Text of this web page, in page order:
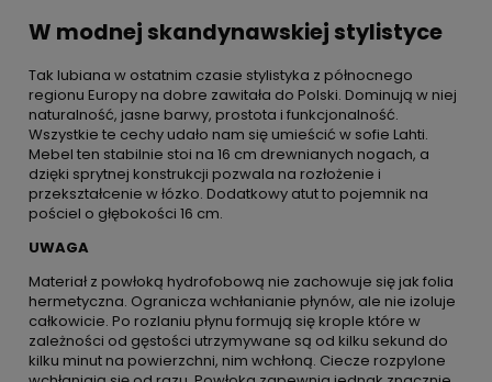
W modnej skandynawskiej stylistyce
Tak lubiana w ostatnim czasie stylistyka z północnego
regionu Europy na dobre zawitała do Polski. Dominują w niej
naturalność, jasne barwy, prostota i funkcjonalność.
Wszystkie te cechy udało nam się umieścić w sofie Lahti.
Mebel ten stabilnie stoi na 16 cm drewnianych nogach, a
dzięki sprytnej konstrukcji pozwala na rozłożenie i
przekształcenie w łózko. Dodatkowy atut to pojemnik na
pościel o głębokości 16 cm.
UWAGA
Materiał z powłoką hydrofobową nie zachowuje się jak folia
hermetyczna. Ogranicza wchłanianie płynów, ale nie izoluje
całkowicie. Po rozlaniu płynu formują się krople które w
zależności od gęstości utrzymywane są od kilku sekund do
kilku minut na powierzchni, nim wchłoną. Ciecze rozpylone